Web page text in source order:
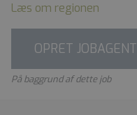
Læs om regionen
OPRET JOBAGENT
På baggrund af dette job